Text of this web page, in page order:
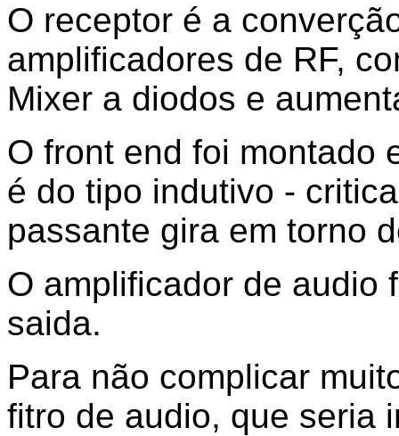
O receptor é a
amplificadores de RF,
Mixer a diodos e
O front end foi montado
é do tipo indutivo -
passante gira em torno
O amplificador de audio
saida.
Para não complicar
fitro de audio, que seria